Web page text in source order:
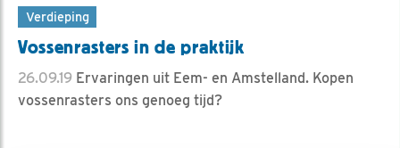
Verdieping
Vossenrasters in de praktijk
26.09.19 Ervaringen uit Eem- en Amstelland. Kopen
vossenrasters ons genoeg tijd?